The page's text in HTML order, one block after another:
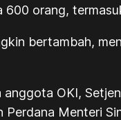
600 orang,
bertambah,
anggota OKI,
Menteri